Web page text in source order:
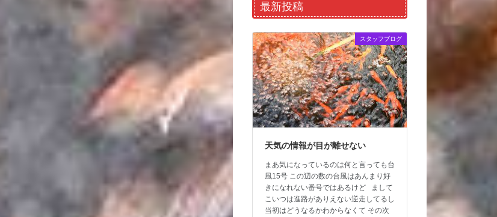
最新投稿
スタッフブログ
天気の情報が目が離せない
まあ気になっているのは何と言っても台
風15号 この辺の数の台風はあんまり好
きになれない番号ではあるけど まして
こいつは進路がありえない逆走してるし
当初はどうなるかわからなくて その次